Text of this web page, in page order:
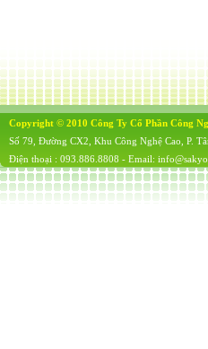
Copyright © 2010 Công Ty Cổ Phần Công
Số 79, Đường CX2, Khu Công Nghệ Cao, P.
Điện thoại : 093.886.8808 - Email: